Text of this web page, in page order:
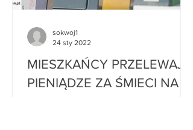
MIESZKAŃCY PRZELEWAJĄ
PIENIĄDZE ZA ŚMIECI NA
sokwoj1
24 sty 2022